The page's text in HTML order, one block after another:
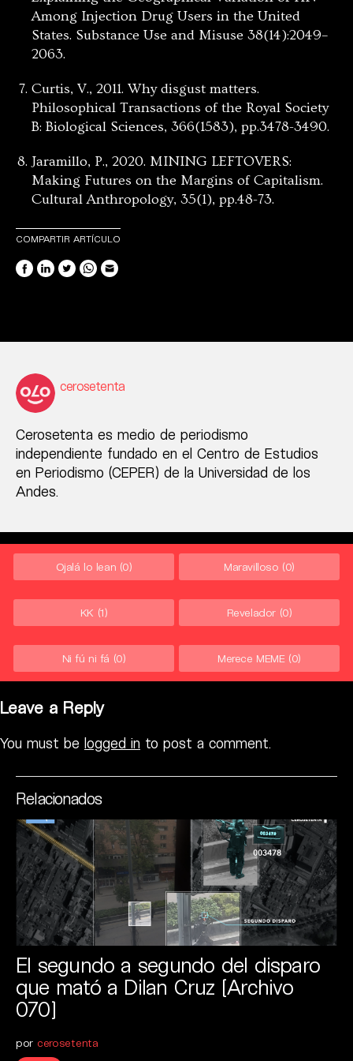
Among Injection Drug Users in the United
States. Substance Use and Misuse 38(14):2049–
2063.
Curtis, V., 2011. Why disgust matters.
Philosophical Transactions of the Royal Society
B: Biological Sciences, 366(1583), pp.3478-3490.
Jaramillo, P., 2020. MINING LEFTOVERS:
Making Futures on the Margins of Capitalism.
Cultural Anthropology, 35(1), pp.48-73.
COMPARTIR ARTÍCULO
cerosetenta
Cerosetenta es medio de periodismo
independiente fundado en el Centro de Estudios
en Periodismo (CEPER) de la Universidad de los
Andes.
Ojalá lo lean (0) Maravilloso (0)
KK (1) Revelador (0)
Ni fú ni fá (0) Merece MEME (0)
Leave a Reply
You must be logged in to post a comment.
Relacionados
El segundo a segundo del disparo
que mató a Dilan Cruz [Archivo
070]
por cerosetenta